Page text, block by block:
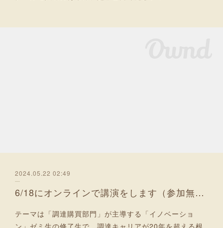
2024.05.22 02:49
6/18にオンラインで講演をします（参加無料）！
テーマは「調達購買部門」が主導する「イノベーショ
ン」ゼミ生の修了生で、調達キャリアが20年を超える根